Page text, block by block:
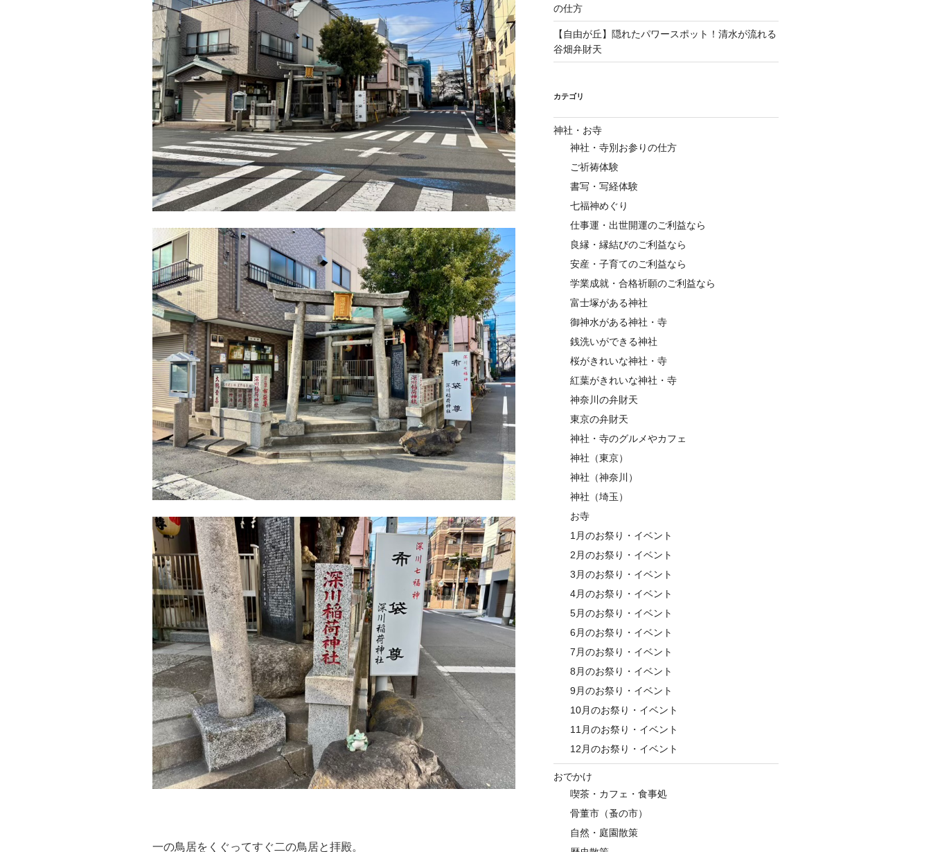
一の鳥居をくぐってすぐ二の鳥居と拝殿。
の仕方
【自由が丘】隠れたパワースポット！清水が流れる
谷畑弁財天
カテゴリ
神社・お寺
神社・寺別お参りの仕方
ご祈祷体験
書写・写経体験
七福神めぐり
仕事運・出世開運のご利益なら
良縁・縁結びのご利益なら
安産・子育てのご利益なら
学業成就・合格祈願のご利益なら
富士塚がある神社
御神水がある神社・寺
銭洗いができる神社
桜がきれいな神社・寺
紅葉がきれいな神社・寺
神奈川の弁財天
東京の弁財天
神社・寺のグルメやカフェ
神社（東京）
神社（神奈川）
神社（埼玉）
お寺
1月のお祭り・イベント
2月のお祭り・イベント
3月のお祭り・イベント
4月のお祭り・イベント
5月のお祭り・イベント
6月のお祭り・イベント
7月のお祭り・イベント
8月のお祭り・イベント
9月のお祭り・イベント
10月のお祭り・イベント
11月のお祭り・イベント
12月のお祭り・イベント
おでかけ
喫茶・カフェ・食事処
骨董市（蚤の市）
自然・庭園散策